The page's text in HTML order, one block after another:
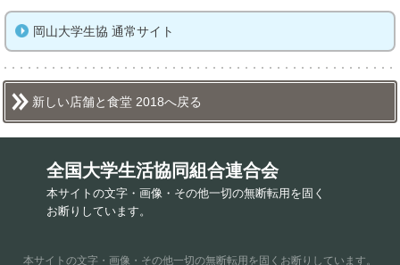
岡山大学生協 通常サイト
新しい店舗と食堂 2018へ戻る
全国大学生活協同組合連合会
本サイトの文字・画像・その他一切の無断転用を固く
お断りしています。
本サイトの文字・画像・その他一切の無断転用を固くお断りしています。